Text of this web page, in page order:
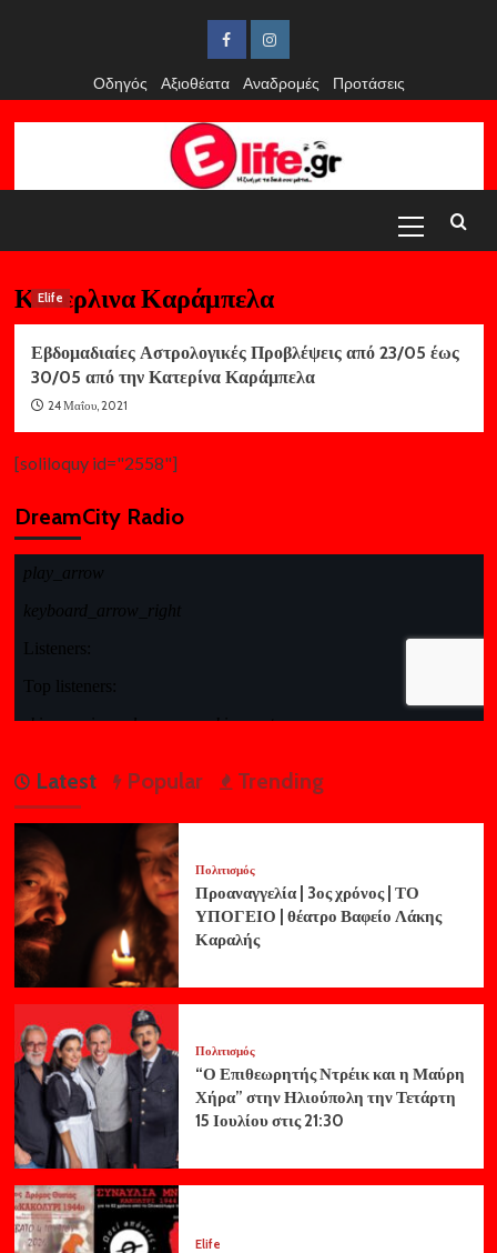
FacebookInstagram
Οδηγός
Αξιοθέατα Αναδρομές Προτάσεις
Menu
Κατερλινα Καράμπελα
Elife
Εβδομαδιαίες Αστρολογικές Προβλέψεις από 23/05 έως
30/05 από την Κατερίνα Καράμπελα
24 Μαΐου, 2021
[soliloquy id="2558"]
DreamCity Radio
Latest Popular Trending
Πολιτισμός
Προαναγγελία | 3ος χρόνος | ΤΟ
ΥΠΟΓΕΙΟ | θέατρο Βαφείο Λάκης
Καραλής
Πολιτισμός
“Ο Επιθεωρητής Ντρέικ και η Μαύρη
Χήρα” στην Ηλιούπολη την Τετάρτη
15 Ιουλίου στις 21:30
Elife